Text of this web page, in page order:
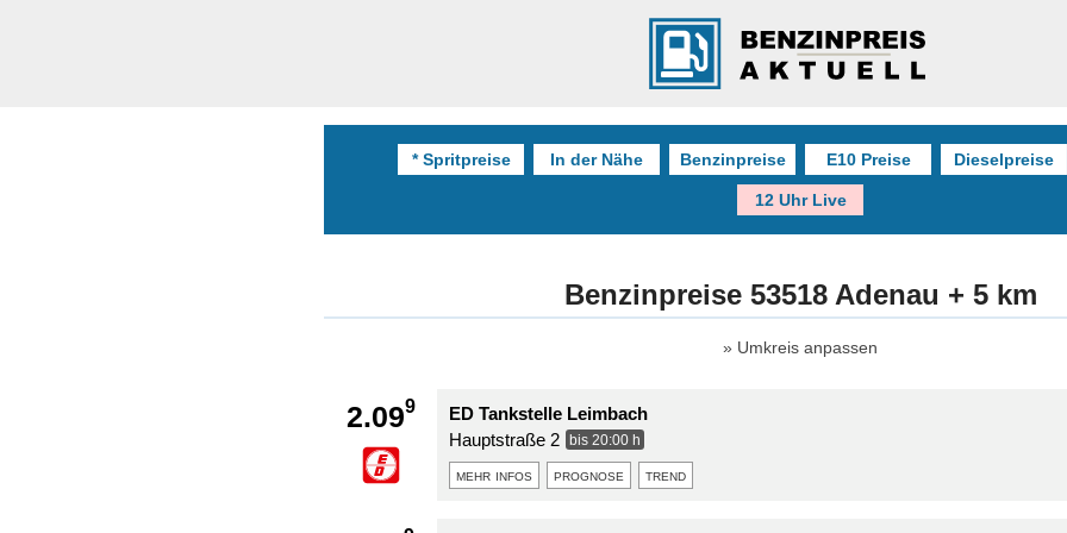
* Spritpreise In der Nähe Benzinpreise E10 Preise Dieselpreise
12 Uhr Live
Benzinpreise 53518 Adenau + 5 km
Umkreis anpassen
2.099
ED Tankstelle Leimbach
Hauptstraße 2
bis 20:00 h
mehr infos prognose trend